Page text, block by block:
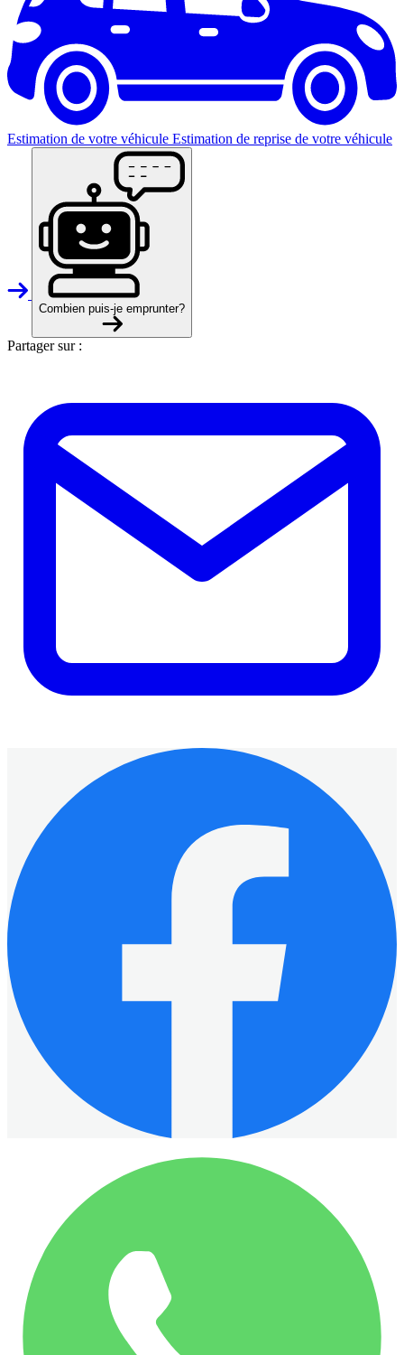
Estimation de votre véhicule Estimation de reprise de votre véhicule
Combien puis-je emprunter?
Partager sur :